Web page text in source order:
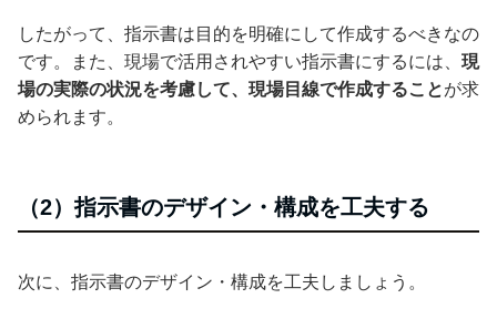
したがって、指示書は目的を明確にして作成するべきなの
です。また、現場で活用されやすい指示書にするには、 現
場の実際の状況を考慮して、現場目線で作成することが求
められます。
（2）指示書のデザイン・構成を工夫する
次に、指示書のデザイン・構成を工夫しましょう。